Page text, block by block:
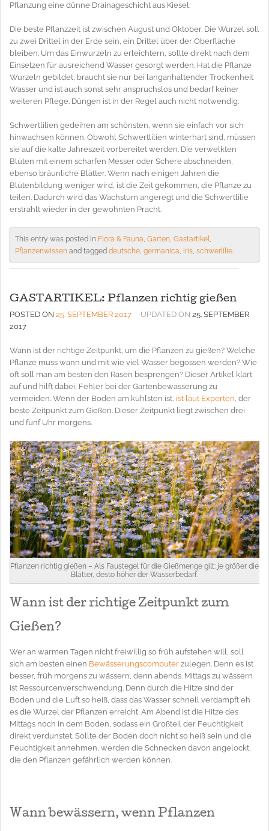
Pflanzung eine dünne Drainageschicht aus Kiesel.
Die beste Pflanzzeit ist zwischen August und Oktober. Die Wurzel soll
zu zwei Drittel in der Erde sein, ein Drittel über der Oberfläche
bleiben. Um das Einwurzeln zu erleichtern, sollte direkt nach dem
Einsetzen für ausreichend Wasser gesorgt werden. Hat die Pflanze
Wurzeln gebildet, braucht sie nur bei langanhaltender Trockenheit
Wasser und ist auch sonst sehr anspruchslos und bedarf keiner
weiteren Pflege. Düngen ist in der Regel auch nicht notwendig.
Schwertlilien gedeihen am schönsten, wenn sie einfach vor sich
hinwachsen können. Obwohl Schwertlilien winterhart sind, müssen
sie auf die kalte Jahreszeit vorbereitet werden. Die verwelkten
Blüten mit einem scharfen Messer oder Schere abschneiden,
ebenso bräunliche Blätter. Wenn nach einigen Jahren die
Blütenbildung weniger wird, ist die Zeit gekommen, die Pflanze zu
teilen. Dadurch wird das Wachstum angeregt und die Schwertlilie
erstrahlt wieder in der gewohnten Pracht.
This entry was posted in Flora & Fauna, Garten, Gastartikel,
Pflanzenwissen and tagged deutsche, germanica, iris, schwerlilie.
GASTARTIKEL: Pflanzen richtig gießen
POSTED ON 25. SEPTEMBER 2017 UPDATED ON 25. SEPTEMBER
2017
Wann ist der richtige Zeitpunkt, um die Pflanzen zu gießen? Welche
Pflanze muss wann und mit wie viel Wasser begossen werden? Wie
oft soll man am besten den Rasen besprengen? Dieser Artikel klärt
auf und hilft dabei, Fehler bei der Gartenbewässerung zu
vermeiden. Wenn der Boden am kühlsten ist, ist laut Experten, der
beste Zeitpunkt zum Gießen. Dieser Zeitpunkt liegt zwischen drei
und fünf Uhr morgens.
Pflanzen richtig gießen – Als Faustegel für die Gießmenge gilt: je größer die
Blätter, desto höher der Wasserbedarf.
Wann ist der richtige Zeitpunkt zum
Gießen?
Wer an warmen Tagen nicht freiwillig so früh aufstehen will, soll
sich am besten einen Bewässerungscomputer zulegen. Denn es ist
besser, früh morgens zu wässern, denn abends. Mittags zu wässern
ist Ressourcenverschwendung. Denn durch die Hitze sind der
Boden und die Luft so heiß, dass das Wasser schnell verdampft eh
es die Wurzel der Pflanzen erreicht. Am Abend ist die Hitze des
Mittags noch in dem Boden, sodass ein Großteil der Feuchtigkeit
direkt verdunstet. Sollte der Boden doch nicht so heiß sein und die
Feuchtigkeit annehmen, werden die Schnecken davon angelockt,
die den Pflanzen gefährlich werden können.
Wann bewässern, wenn Pflanzen